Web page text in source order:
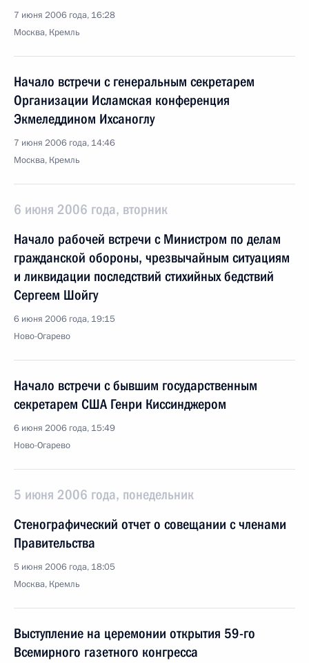
7 июня 2006 года, 16:28
Москва, Кремль
Начало встречи с генеральным секретарем
Организации Исламская конференция
Экмеледдином Ихсаноглу
7 июня 2006 года, 14:46
Москва, Кремль
6 июня 2006 года, вторник
Начало рабочей встречи с Министром по делам
гражданской обороны, чрезвычайным ситуациям
и ликвидации последствий стихийных бедствий
Сергеем Шойгу
6 июня 2006 года, 19:15
Ново-Огарево
Начало встречи с бывшим государственным
секретарем США Генри Киссинджером
6 июня 2006 года, 15:49
Ново-Огарево
5 июня 2006 года, понедельник
Стенографический отчет о совещании с членами
Правительства
5 июня 2006 года, 18:05
Москва, Кремль
Выступление на церемонии открытия 59-го
Всемирного газетного конгресса